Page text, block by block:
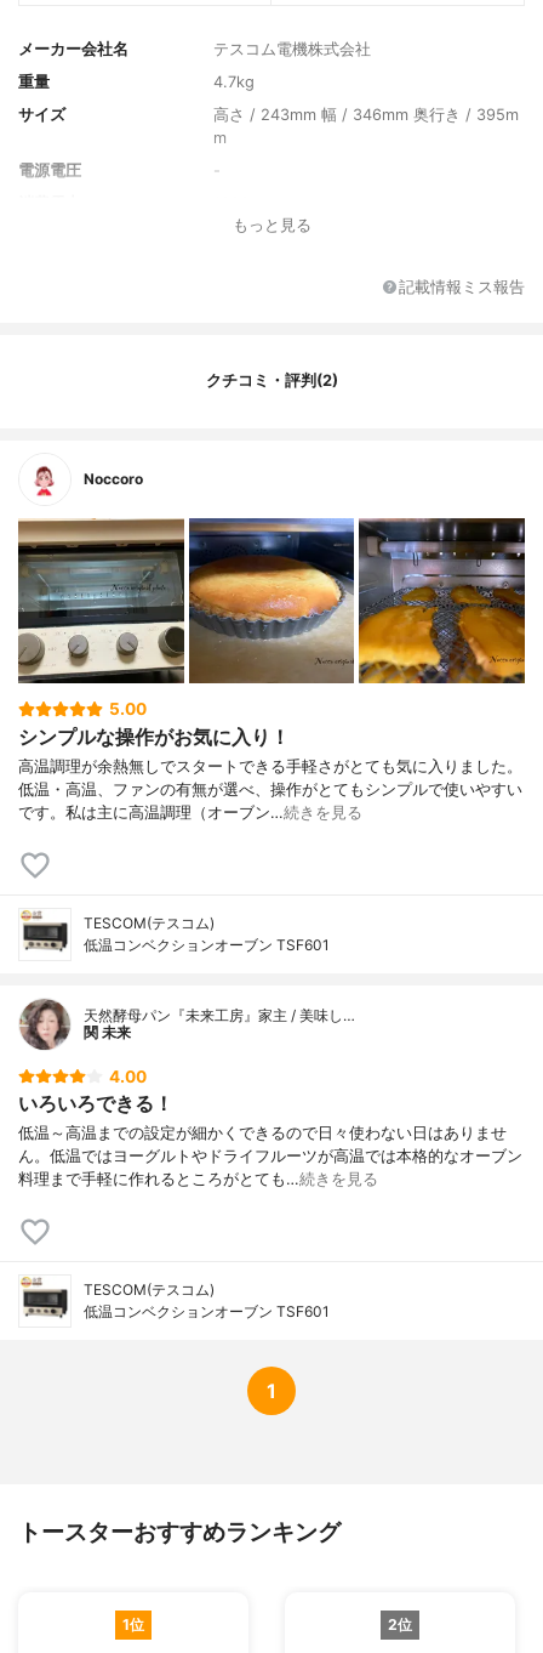
メーカー会社名
テスコム電機株式会社
重量
4.7kg
サイズ
高さ / 243mm 幅 / 346mm 奥行き / 395m
m
電源電圧
-
コンフォートベージュ
もっと見る
記載情報ミス報告
クチコミ・評判(2)
Noccoro
5.00
シンプルな操作がお気に入り！
高温調理が余熱無しでスタートできる手軽さがとても気に入りました。
低温・高温、ファンの有無が選べ、操作がとてもシンプルで使いやすい
です。私は主に高温調理（オーブン…続きを見る
TESCOM(テスコム)
低温コンベクションオーブン TSF601
天然酵母パン『未来工房』家主 / 美味し…
関 未来
4.00
いろいろできる！
低温～高温までの設定が細かくできるので日々使わない日はありませ
ん。低温ではヨーグルトやドライフルーツが高温では本格的なオーブン
料理まで手軽に作れるところがとても…続きを見る
TESCOM(テスコム)
低温コンベクションオーブン TSF601
1
トースターおすすめランキング
1位 2位